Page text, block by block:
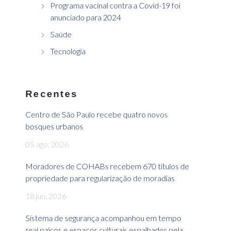
Programa vacinal contra a Covid-19 foi
anunciado para 2024
Saúde
Tecnologia
Recentes
Centro de São Paulo recebe quatro novos
bosques urbanos
05 ago, 2026
Moradores de COHABs recebem 670 títulos de
propriedade para regularização de moradias
18 jun, 2026
Sistema de segurança acompanhou em tempo